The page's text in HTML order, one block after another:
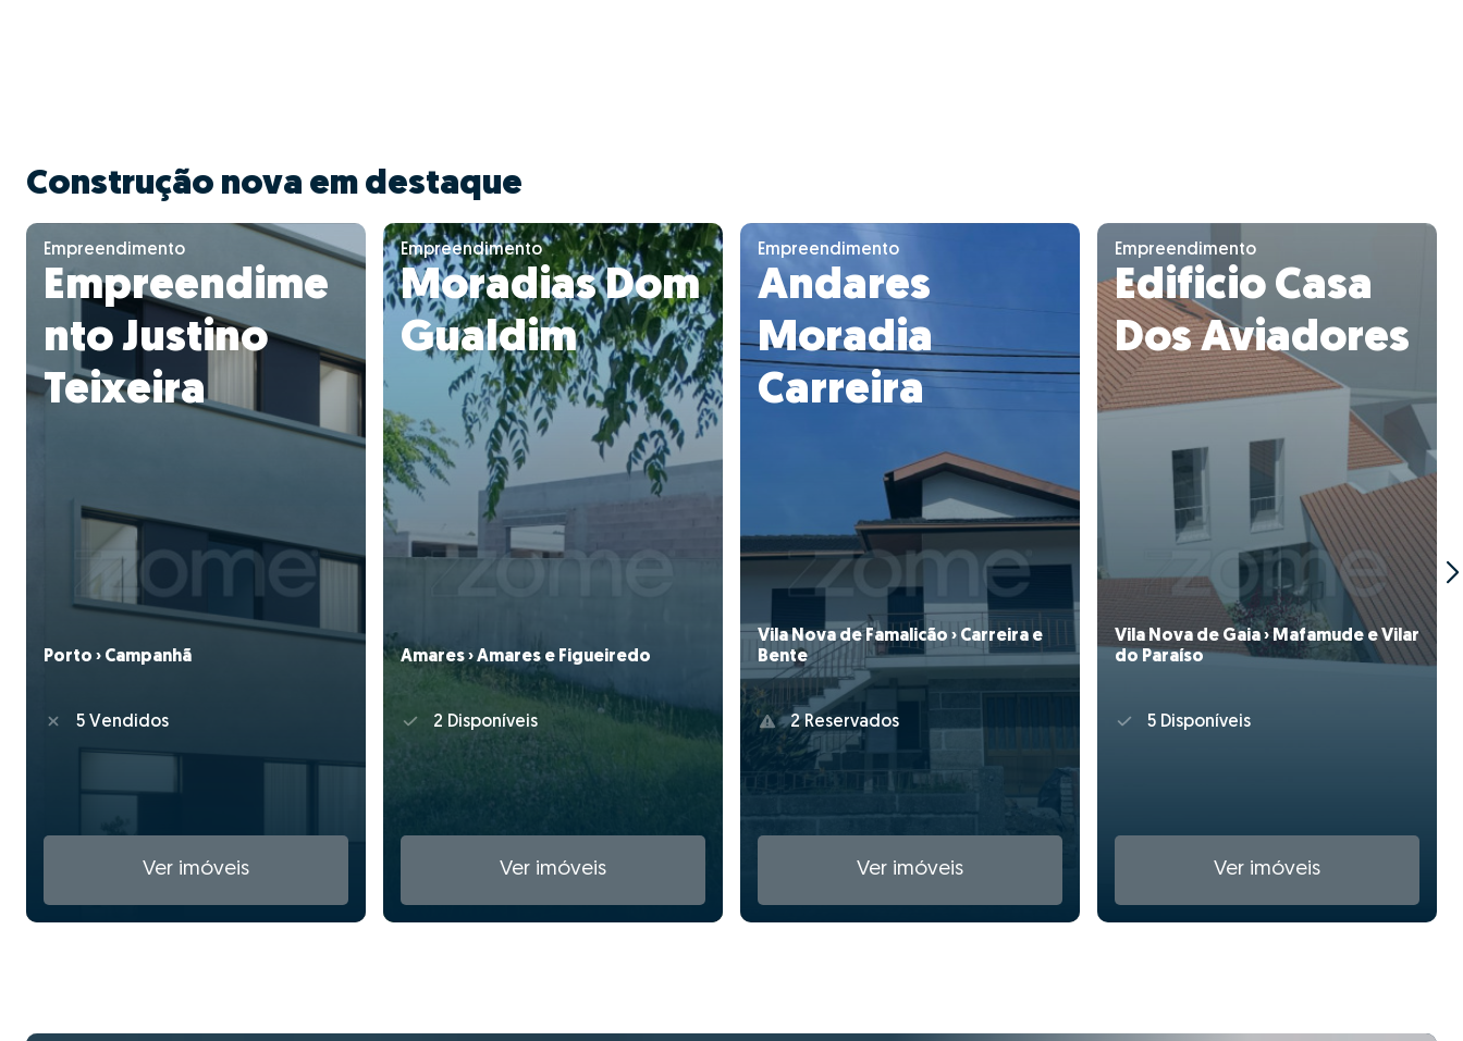
Construção nova em destaque
Empreendimento
Empreendime
nto Justino
Teixeira
Porto › Campanhã
5 Vendidos
Ver imóveis
Empreendimento
Moradias Dom
Gualdim
Amares › Amares e Figueiredo
2 Disponíveis
Ver imóveis
Empreendimento
Andares
Moradia
Carreira
Vila Nova de Famalicão › Carreira e
Bente
2 Reservados
Ver imóveis
Empreendimento
Edificio Casa
Dos Aviadores
Vila Nova de Gaia › Mafamude e Vilar
do Paraíso
5 Disponíveis
Ver imóveis